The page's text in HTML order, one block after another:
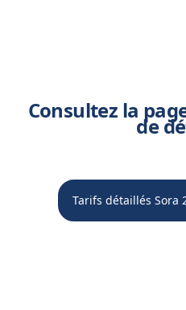
Consultez la
de
Tarifs détaillés Sora